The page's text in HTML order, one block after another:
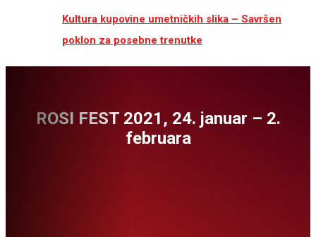
Kultura kupovine umetničkih slika – Savršen
poklon za posebne trenutke
ROSI FEST 2021, 24. januar – 2.
februara